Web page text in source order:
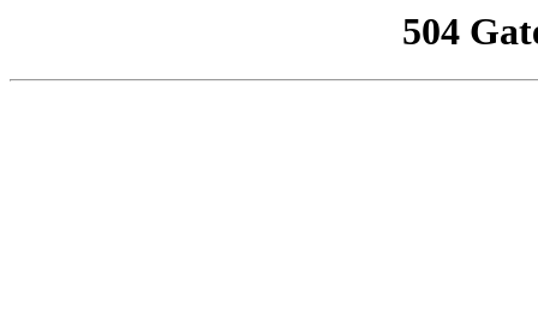
504